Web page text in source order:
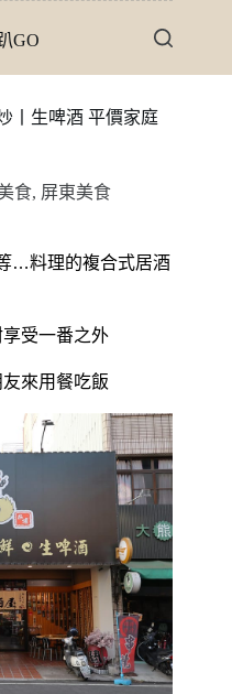
GO
丨生啤酒 平價家庭
食, 屏東美食
…料理的複合式居酒
受一番之外
來用餐吃飯